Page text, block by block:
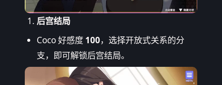
后宫结局
Coco 好感度 100，选择开放式关系的分
支，即可解锁后宫结局。